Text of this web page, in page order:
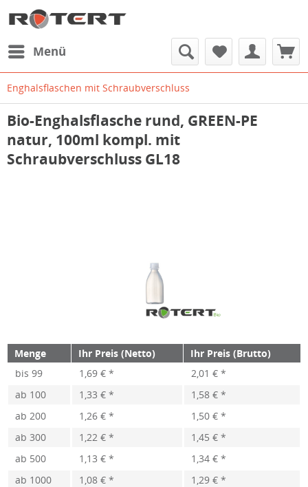
Menü
Enghalsflaschen mit Schraubverschluss
Bio-Enghalsflasche rund, GREEN-PE
natur, 100ml kompl. mit
Schraubverschluss GL18
Menge Ihr Preis (Netto)
Ihr Preis (Brutto)
bis 99 1,69 € *
2,01 € *
ab 100 1,33 € *
1,58 € *
ab 200 1,26 € *
1,50 € *
ab 300 1,22 € *
1,45 € *
ab 500 1,13 € *
1,34 € *
ab 1000 1,08 € *
1,29 € *